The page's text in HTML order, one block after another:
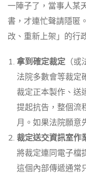
一陣子了，當事人某
書，才連忙聲請隱匿
改、重新上架」的行
拿到確定裁定 （
法院多數會等裁定
裁定正本製作、送
提起抗告，整個流
月。如果法院願意
裁定送交資訊室作
將裁定連同電子檔
這個內部傳遞通常